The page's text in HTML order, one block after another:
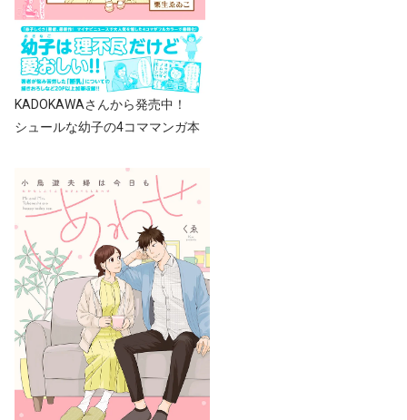
KADOKAWAさんから発売中！
シュールな幼子の4コママンガ本